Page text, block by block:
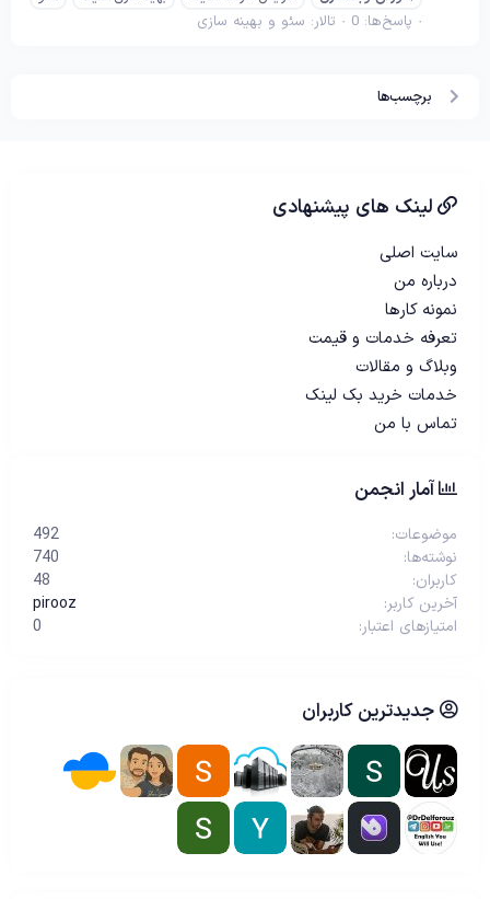
پاسخ‌ها: 0 تالار: سئو و بهینه سازی
برچسب‌ها
لینک های پیشنهادی
سایت اصلی
درباره من
نمونه کارها
تعرفه خدمات و قیمت
وبلاگ و مقالات
خدمات خرید بک لینک
تماس با من
آمار انجمن
موضوعات
492
نوشته‌ها
740
کاربران
48
آخرین کاربر
pirooz
امتیازهای اعتبار
0
جدیدترین کاربران